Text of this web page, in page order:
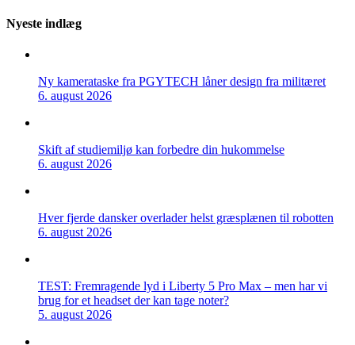
Nyeste indlæg
Ny kamerataske fra PGYTECH låner design fra militæret
6. august 2026
Skift af studiemiljø kan forbedre din hukommelse
6. august 2026
Hver fjerde dansker overlader helst græsplænen til robotten
6. august 2026
TEST: Fremragende lyd i Liberty 5 Pro Max – men har vi
brug for et headset der kan tage noter?
5. august 2026